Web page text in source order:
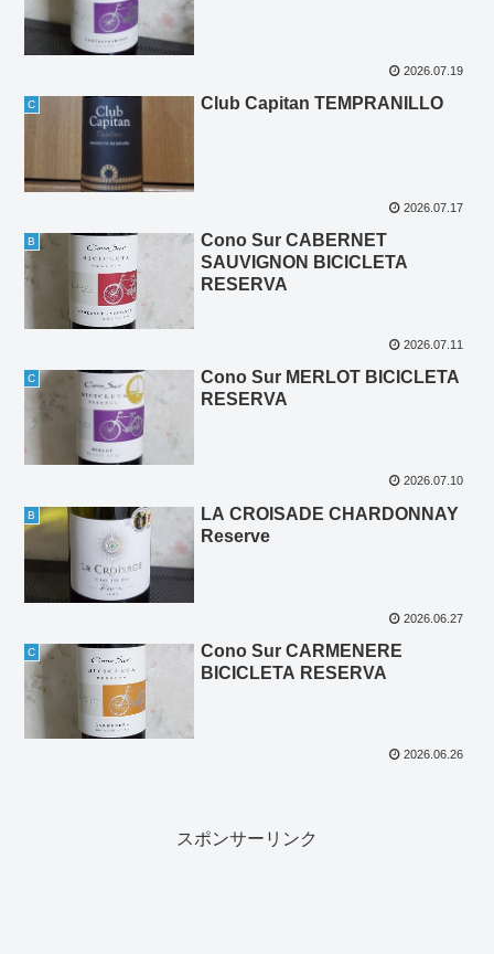
2026.07.19
C Club Capitan TEMPRANILLO
2026.07.17
B
Cono Sur CABERNET
SAUVIGNON BICICLETA
RESERVA
2026.07.11
C
Cono Sur MERLOT BICICLETA
RESERVA
2026.07.10
B
LA CROISADE CHARDONNAY
Reserve
2026.06.27
C
Cono Sur CARMENERE
BICICLETA RESERVA
2026.06.26
スポンサーリンク